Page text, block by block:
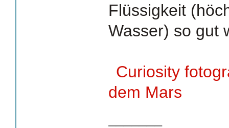
Flüssigkeit
Wasser) so gut
Curiosity
dem Mars